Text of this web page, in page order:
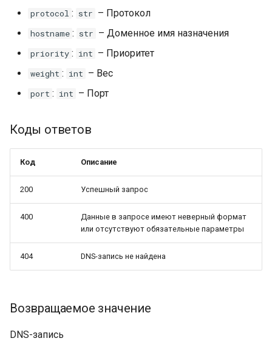
protocol : str – Протокол
hostname : str – Доменное имя назначения
priority : int – Приоритет
weight : int – Вес
port : int – Порт
Коды ответов
Код Описание
200 Успешный запрос
400
Данные в запросе имеют неверный формат
или отсутствуют обязательные параметры
404 DNS-запись не найдена
Возвращаемое значение
DNS-запись